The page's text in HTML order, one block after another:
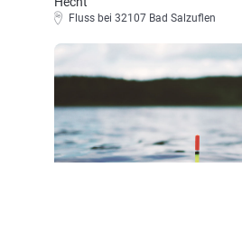
Fluss bei 32107 Bad Salzuflen